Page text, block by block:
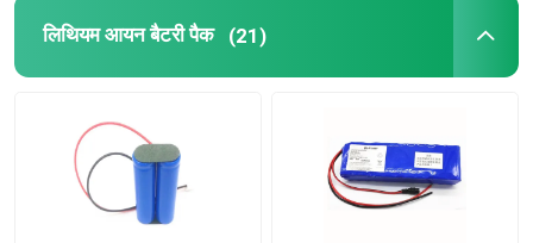
लिथियम आयन बैटरी पैक (21)